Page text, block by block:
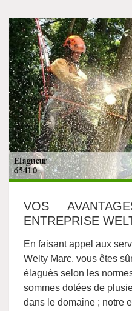
VOS
ENTREPRISE
En faisant appel aux
Welty Marc, vous êtes
élagués selon les
sommes dotées de
dans le domaine ; notre